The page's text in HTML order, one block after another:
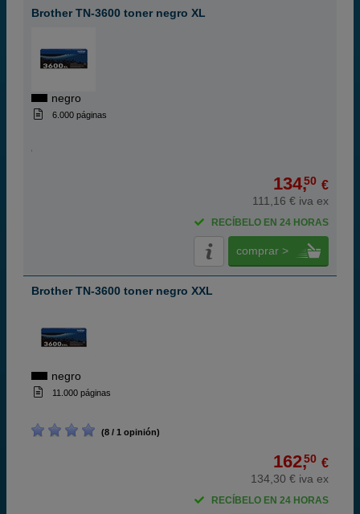
Brother TN-3600 toner negro XL
negro
6.000 páginas
134,50 €
111,16 € iva ex
RECÍBELO EN 24 HORAS
comprar >
Brother TN-3600 toner negro XXL
negro
11.000 páginas
(8 / 1 opinión)
162,50 €
134,30 € iva ex
RECÍBELO EN 24 HORAS